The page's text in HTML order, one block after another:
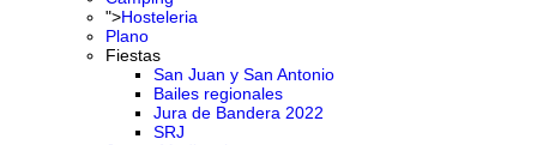
">Hosteleria
Plano
Fiestas
San Juan y San Antonio
Bailes regionales
Jura de Bandera 2022
SRJ